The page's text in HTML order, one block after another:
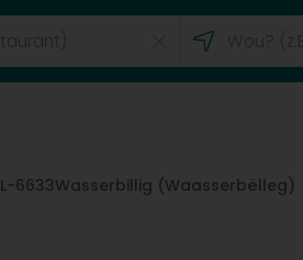
L-6633Wasserbillig (Waasserbëlleg)